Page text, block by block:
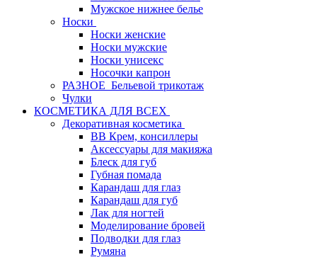
Мужское нижнее белье
Носки
Носки женские
Носки мужские
Носки унисекс
Носочки капрон
РАЗНОЕ_Бельевой трикотаж
Чулки
КОСМЕТИКА ДЛЯ ВСЕХ
Декоративная косметика
BB Крем, консиллеры
Аксессуары для макияжа
Блеск для губ
Губная помада
Карандаш для глаз
Карандаш для губ
Лак для ногтей
Моделирование бровей
Подводки для глаз
Румяна